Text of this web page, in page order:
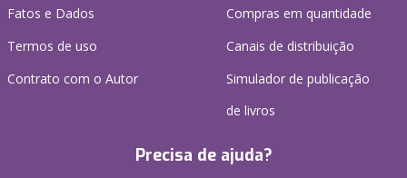
Fatos e Dados
Termos de uso
Contrato com o Autor
Compras em quantidade
Canais de distribuição
Simulador de publicação
de livros
Precisa de ajuda?